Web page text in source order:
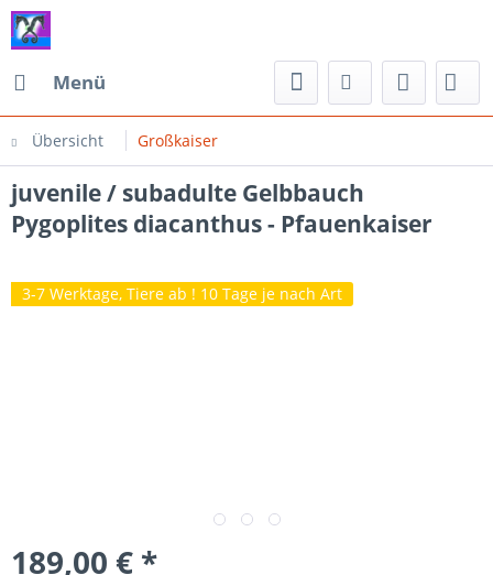
Menü
Übersicht Großkaiser
juvenile / subadulte Gelbbauch
Pygoplites diacanthus - Pfauenkaiser
3-7 Werktage, Tiere ab ! 10 Tage je nach Art
189,00 € *